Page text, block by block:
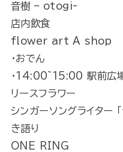
音樹 – otogi-
店内飲食
flower art A shop
・おでん
・14:00~15:00 駅前広
リースフラワー
シンガーソングライター
き語り
ONE RING